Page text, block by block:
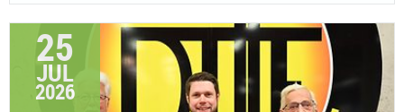
25
JUL
2026